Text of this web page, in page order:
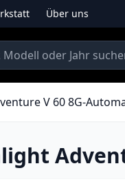
Über uns
V 60 8G-